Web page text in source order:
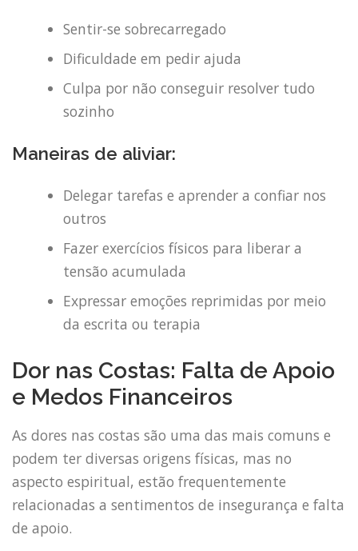
Sentir-se sobrecarregado
Dificuldade em pedir ajuda
Culpa por não conseguir resolver tudo
sozinho
Maneiras de aliviar:
Delegar tarefas e aprender a confiar nos
outros
Fazer exercícios físicos para liberar a
tensão acumulada
Expressar emoções reprimidas por meio
da escrita ou terapia
Dor nas Costas: Falta de Apoio
e Medos Financeiros
As dores nas costas são uma das mais comuns e
podem ter diversas origens físicas, mas no
aspecto espiritual, estão frequentemente
relacionadas a sentimentos de insegurança e falta
de apoio.